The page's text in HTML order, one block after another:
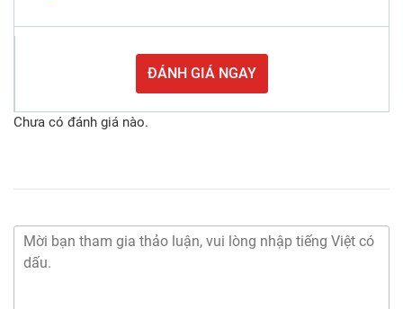
ĐÁNH GIÁ NGAY
Chưa có đánh giá nào.